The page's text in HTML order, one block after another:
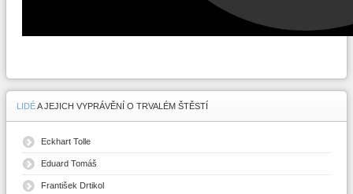
LIDÉA JEJICH VYPRÁVĚNÍ O TRVALÉM ŠTĚSTÍ
Eckhart Tolle
Eduard Tomáš
František Drtikol